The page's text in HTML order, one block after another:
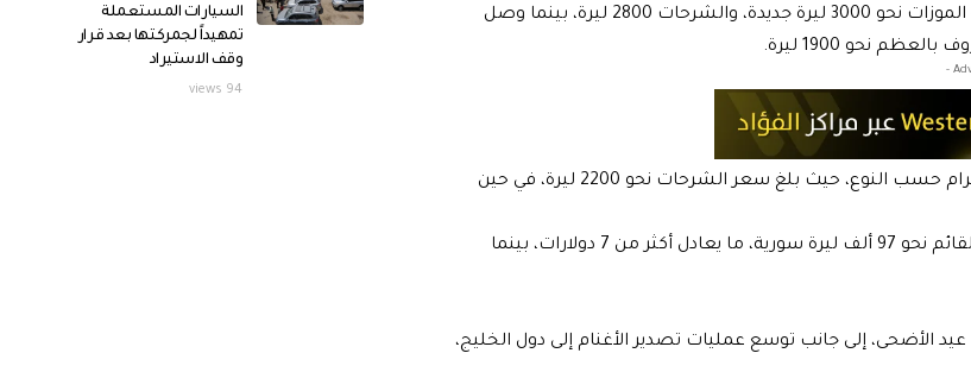
سجلت أسعار لحم الخروف ارتفاعاً في مختلف القطع، حيث بلغ سعر كيلو الموزات نحو 3000 ليرة جديدة، والشرحات 2800 ليرة، بينما وصل
وفي سوق لحم العجل، تراوحت الأسعار بين 900 و2200 ليرة جديدة للكيلوغرام حسب النوع، حيث بلغ سعر الشرحات نحو 2200 ليرة، في حين
وبحسب بيانات سوقية لموقع بزنس2بزنس، يبلغ سعر كيلوغرام الخروف القائم نحو 97 ألف ليرة سورية، ما يعادل أكثر من 7 دولارات، بينما
الأضحى، إلى جانب توسع عمليات تصدير الأغنام إلى دول الخليج،
السيارات المستعملة
تمهيداً لجمركتها بعد قرار
وقف الاستيراد
94 views